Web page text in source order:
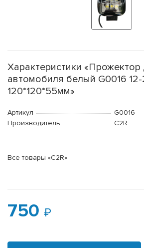
Характеристики «Прожектор
автомобиля белый G0016
120*120*55мм»
Артикул
G0016
Производитель
C2R
Все товары «C2R»
750